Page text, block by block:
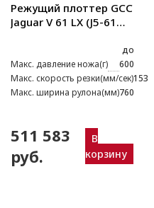
Режущий плоттер GCC
Jaguar V 61 LX (J5-61
Макс. давление ножа(г)
до
600
Макс. скорость резки(мм/сек)1530
Макс. ширина рулона(мм)760
511 583
руб.
В
корзину